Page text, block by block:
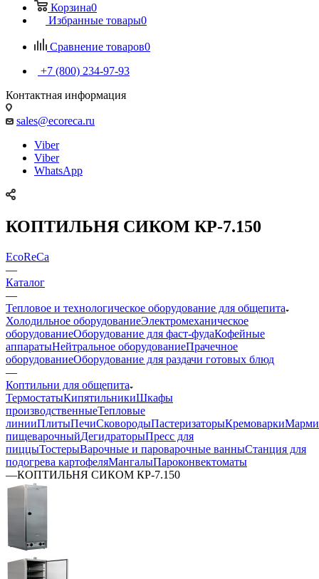
Корзина0
Избранные товары0
Сравнение товаров0
+7 (800) 234-97-93
Контактная информация
sales@ecoreca.ru
Viber
Viber
WhatsApp
КОПТИЛЬНЯ СИКОМ КР-7.150
EcoReCa
—
Каталог
—
Тепловое и технологическое оборудование для общепита
Холодильное оборудованиеЭлектромеханическое
оборудованиеОборудование для фаст-фудаКофейные
аппаратыНейтральное оборудованиеПрачечное
оборудованиеОборудование для раздачи готовых блюд
—
Коптильни для общепита
ТермостатыКипятильникиШкафы
производственныеТепловые
линииПлитыПечиСковородыПастеризаторыКремоварки
пищеварочныйДегидраторыПресс для
пиццыТостерыВарочные и пароварочные ванныСтанция для
подогрева картофеляМангалыПароконвектоматы
—КОПТИЛЬНЯ СИКОМ КР-7.150